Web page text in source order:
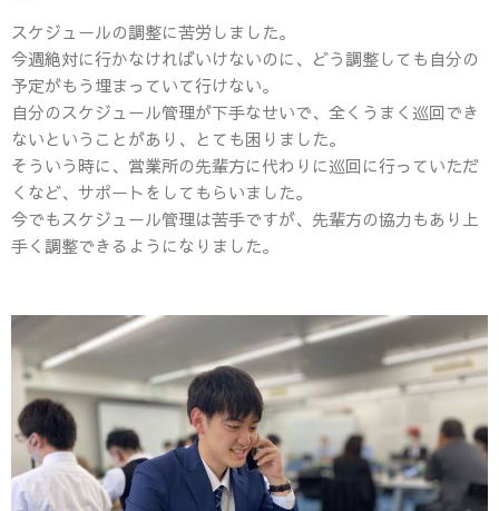
スケジュールの調整に苦労しました。
今週絶対に行かなければいけないのに、どう調整しても自分の
予定がもう埋まっていて行けない。
自分のスケジュール管理が下手なせいで、全くうまく巡回でき
ないということがあり、とても困りました。
そういう時に、営業所の先輩方に代わりに巡回に行っていただ
くなど、サポートをしてもらいました。
今でもスケジュール管理は苦手ですが、先輩方の協力もあり上
手く調整できるようになりました。